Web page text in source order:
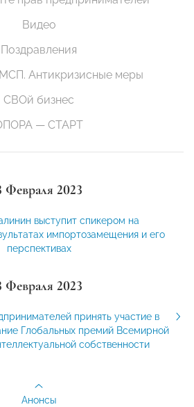
Видео
Поздравления
Антикризисные меры
СВОй бизнес
— СТАРТ
Февраля 2023
выступит спикером на
импортозамещения и его
перспективах
Февраля 2023
принять участие в
Глобальных премий Всемирной
собственности
Анонсы